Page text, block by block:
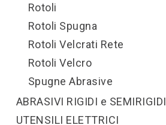
Rotoli
Rotoli Spugna
Rotoli Velcrati Rete
Rotoli Velcro
Spugne Abrasive
ABRASIVI RIGIDI e SEMIRIGIDI
UTENSILI ELETTRICI